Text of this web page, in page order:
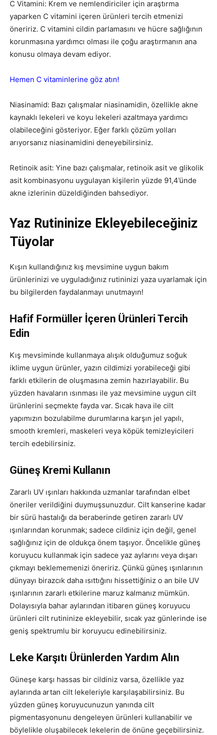
C Vitamini: Krem ve nemlendiriciler için araştırma
yaparken C vitamini içeren ürünleri tercih etmenizi
öneririz. C vitamini cildin parlamasını ve hücre sağlığının
korunmasına yardımcı olması ile çoğu araştırmanın ana
konusu olmaya devam ediyor.
Hemen C vitaminlerine göz atın!
Niasinamid: Bazı çalışmalar niasinamidin, özellikle akne
kaynaklı lekeleri ve koyu lekeleri azaltmaya yardımcı
olabileceğini gösteriyor. Eğer farklı çözüm yolları
arıyorsanız niasinamidini deneyebilirsiniz.
Retinoik asit: Yine bazı çalışmalar, retinoik asit ve glikolik
asit kombinasyonu uygulayan kişilerin yüzde 91,4’ünde
akne izlerinin düzeldiğinden bahsediyor.
Yaz Rutininize Ekleyebileceğiniz
Tüyolar
Kışın kullandığınız kış mevsimine uygun bakım
ürünlerinizi ve uyguladığınız rutininizi yaza uyarlamak için
bu bilgilerden faydalanmayı unutmayın!
Hafif Formüller İçeren Ürünleri Tercih
Edin
Kış mevsiminde kullanmaya alışık olduğumuz soğuk
iklime uygun ürünler, yazın cildimizi yorabileceği gibi
farklı etkilerin de oluşmasına zemin hazırlayabilir. Bu
yüzden havaların ısınması ile yaz mevsimine uygun cilt
ürünlerini seçmekte fayda var. Sıcak hava ile cilt
yapımızın bozulabilme durumlarına karşın jel yapılı,
smooth kremleri, maskeleri veya köpük temizleyicileri
tercih edebilirsiniz.
Güneş Kremi Kullanın
Zararlı UV ışınları hakkında uzmanlar tarafından elbet
öneriler verildiğini duymuşsunuzdur. Cilt kanserine kadar
bir sürü hastalığı da beraberinde getiren zararlı UV
ışınlarından korunmak; sadece cildiniz için değil, genel
sağlığınız için de oldukça önem taşıyor. Öncelikle güneş
koruyucu kullanmak için sadece yaz aylarını veya dışarı
çıkmayı beklememenizi öneririz. Çünkü güneş ışınlarının
dünyayı birazcık daha ısıttığını hissettiğiniz o an bile UV
ışınlarının zararlı etkilerine maruz kalmanız mümkün.
Dolayısıyla bahar aylarından itibaren güneş koruyucu
ürünleri cilt rutininize ekleyebilir, sıcak yaz günlerinde ise
geniş spektrumlu bir koruyucu edinebilirsiniz.
Leke Karşıtı Ürünlerden Yardım Alın
Güneşe karşı hassas bir cildiniz varsa, özellikle yaz
aylarında artan cilt lekeleriyle karşılaşabilirsiniz. Bu
yüzden güneş koruyucunuzun yanında cilt
pigmentasyonunu dengeleyen ürünleri kullanabilir ve
böylelikle oluşabilecek lekelerin de önüne geçebilirsiniz.